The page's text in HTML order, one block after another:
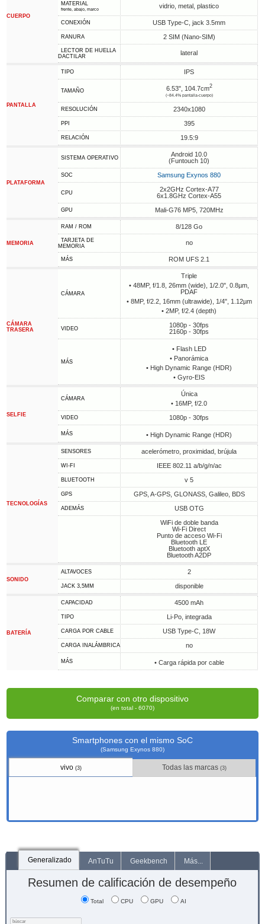
CUERPO
MATERIAL
frente, abajo, marco vidrio, metal, plastico
CONEXIÓN USB Type-C, jack 3.5mm
RANURA 2 SIM (Nano-SIM)
LECTOR DE HUELLA
DACTILAR
lateral
PANTALLA
TIPO IPS
TAMAÑO 6.53", 104.7cm2
(~84.4% pantalla-cuerpo)
RESOLUCIÓN 2340x1080
PPI 395
RELACIÓN 19.5:9
PLATAFORMA
SISTEMA OPERATIVO
Android 10.0
(Funtouch 10)
SOC Samsung Exynos 880
CPU
2x2GHz Cortex-A77
6x1.8GHz Cortex-A55
GPU Mali-G76 MP5, 720MHz
MEMORIA
RAM / ROM 8/128 Go
TARJETA DE
MEMORIA
no
MÁS ROM UFS 2.1
CÁMARA
TRASERA
CÁMARA
Triple
• 48MP, f/1.8, 26mm (wide), 1/2.0", 0.8µm,
PDAF
• 8MP, f/2.2, 16mm (ultrawide), 1/4", 1.12µm
• 2MP, f/2.4 (depth)
VIDEO
1080p - 30fps
2160p - 30fps
MÁS
• Flash LED
• Panorámica
• High Dynamic Range (HDR)
• Gyro-EIS
SELFIE
CÁMARA
Única
• 16MP, f/2.0
VIDEO 1080p - 30fps
MÁS • High Dynamic Range (HDR)
TECNOLOGÍAS
SENSORES acelerómetro, proximidad, brújula
WI-FI IEEE 802.11 a/b/g/n/ac
BLUETOOTH v 5
GPS GPS, A-GPS, GLONASS, Galileo, BDS
ADEMÁS
USB OTG
WiFi de doble banda
Wi-Fi Direct
Punto de acceso Wi-Fi
Bluetooth LE
Bluetooth aptX
Bluetooth A2DP
SONIDO
ALTAVOCES 2
JACK 3,5MM disponible
BATERÍA
CAPACIDAD 4500 mAh
TIPO Li-Po, integrada
CARGA POR CABLE USB Type-C, 18W
CARGA INALÁMBRICA no
MÁS • Carga rápida por cable
Comparar con otro dispositivo
(en total - 6070)
Smartphones con el mismo SoC
(Samsung Exynos 880)
vivo(3) Todas las marcas(3)
Generalizado AnTuTu Geekbench Más...
Resumen de calificación de desempeño
Total CPU GPU AI